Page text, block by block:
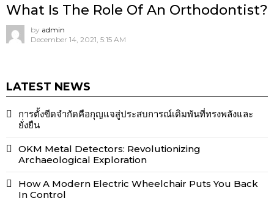
What Is The Role Of An Orthodontist?
by admin
December 14, 2021, 5:15 AM
LATEST NEWS
การตั้งขีดจำกัดคือกุญแจสู่ประสบการณ์เดิมพันที่ทรงพลังและ
ยั่งยืน
OKM Metal Detectors: Revolutionizing
Archaeological Exploration
How A Modern Electric Wheelchair Puts You Back
In Control